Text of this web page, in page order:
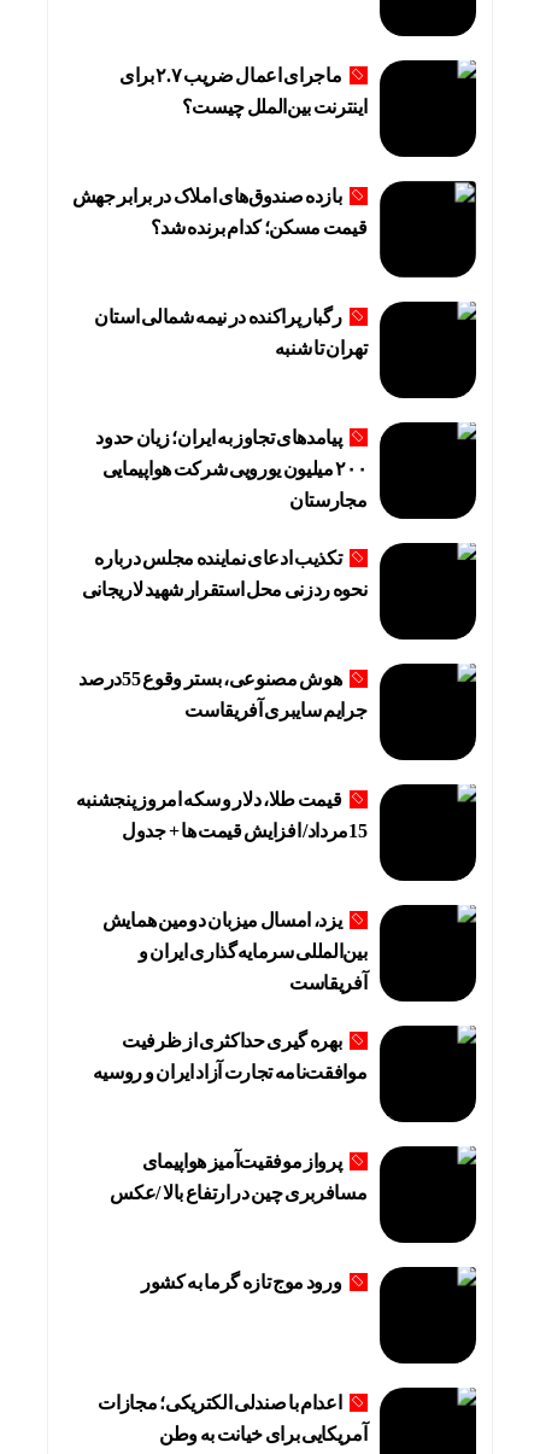
ماجرای اعمال ضریب ۲.۷ برای
اینترنت بین‌الملل چیست؟
بازده صندوق‌های املاک در برابر جهش
قیمت مسکن؛ کدام برنده شد؟
رگبار پراکنده در نیمه شمالی استان
تهران تا شنبه
پیامدهای تجاوز به ایران؛ زیان حدود
۲۰۰ میلیون یورویی شرکت هواپیمایی
مجارستان
تکذیب ادعای نماینده مجلس درباره
نحوه ردزنی محل استقرار شهید لاریجانی
هوش مصنوعی، بستر وقوع 55درصد
جرایم سایبری آفریقاست
قیمت طلا، دلار و سکه امروز پنجشنبه
15مرداد/ افزایش قیمت ها + جدول
یزد، امسال میزبان دومین همایش
بین‌المللی سرمایه‌گذاری ایران و
آفریقاست
بهره گیری حداکثری از ظرفیت
موافقت‌نامه تجارت آزاد ایران و روسیه
پرواز موفقیت‌آمیز هواپیمای
مسافربری چین در ارتفاع بالا /عکس
ورود موج تازه گرما به کشور
اعدام با صندلی الکتریکی؛ مجازات
آمریکایی برای خیانت به وطن